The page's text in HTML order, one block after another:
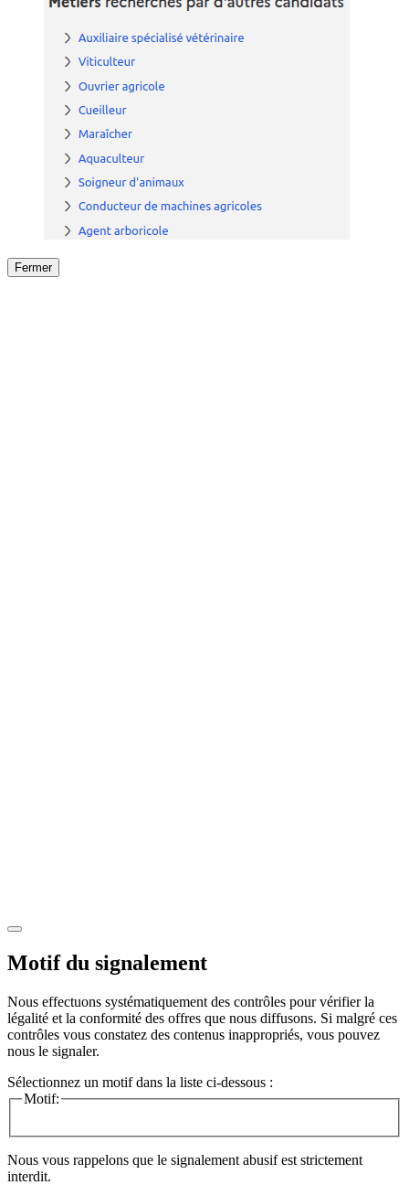
Fermer
Motif du signalement
Nous effectuons systématiquement des contrôles pour vérifier la
légalité et la conformité des offres que nous diffusons. Si malgré ces
contrôles vous constatez des contenus inappropriés, vous pouvez
nous le signaler.
Sélectionnez un motif dans la liste ci-dessous :
Motif:
Nous vous rappelons que le signalement abusif est strictement
interdit.